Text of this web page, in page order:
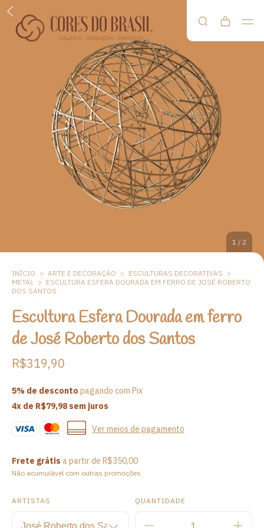
1 / 2
INÍCIO > ARTE E DECORAÇÃO > ESCULTURAS DECORATIVAS >
METAL > ESCULTURA ESFERA DOURADA EM FERRO DE JOSÉ ROBERTO
DOS SANTOS
Escultura Esfera Dourada em ferro
de José Roberto dos Santos
R$319,90
5% de desconto pagando com Pix
4x de R$79,98sem juros
Ver meios de pagamento
Frete grátis a partir de R$350,00
Não acumulável com outras promoções
ARTISTAS QUANTIDADE